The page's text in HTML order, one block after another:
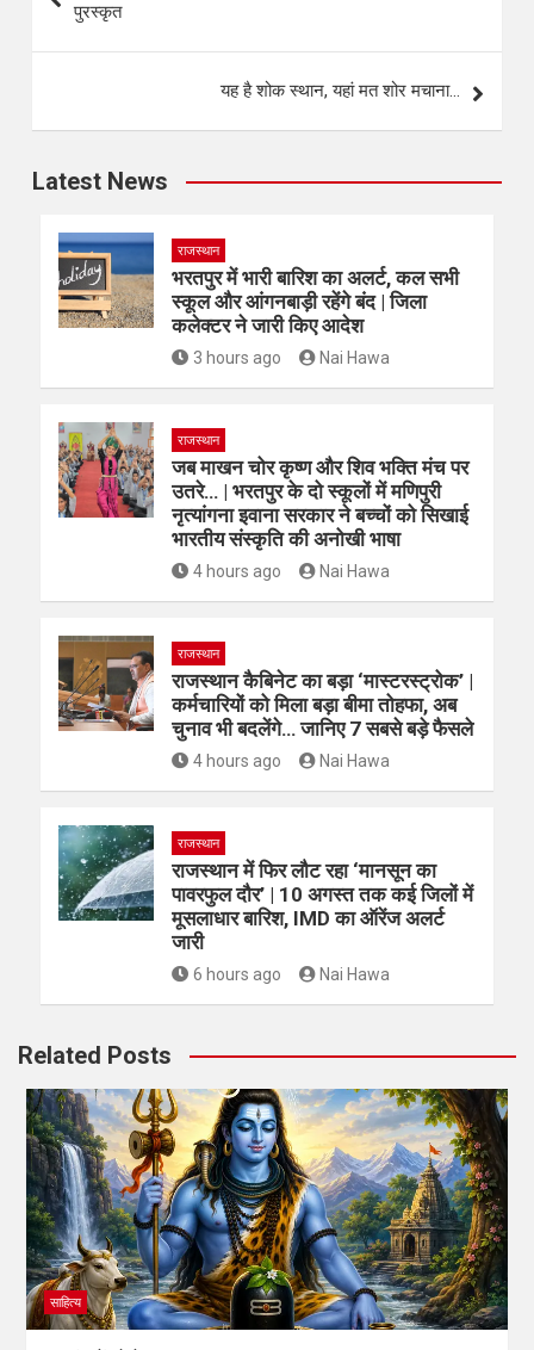
पुरस्कृत
यह है शोक स्थान, यहां मत शोर मचाना…
Latest News
राजस्थान
भरतपुर में भारी बारिश का अलर्ट, कल सभी
स्कूल और आंगनबाड़ी रहेंगे बंद | जिला
कलेक्टर ने जारी किए आदेश
3 hours ago Nai Hawa
राजस्थान
जब माखन चोर कृष्ण और शिव भक्ति मंच पर
उतरे… | भरतपुर के दो स्कूलों में मणिपुरी
नृत्यांगना इवाना सरकार ने बच्चों को सिखाई
भारतीय संस्कृति की अनोखी भाषा
4 hours ago Nai Hawa
राजस्थान
राजस्थान कैबिनेट का बड़ा ‘मास्टरस्ट्रोक’ |
कर्मचारियों को मिला बड़ा बीमा तोहफा, अब
चुनाव भी बदलेंगे… जानिए 7 सबसे बड़े फैसले
4 hours ago Nai Hawa
राजस्थान
राजस्थान में फिर लौट रहा ‘मानसून का
पावरफुल दौर’ | 10 अगस्त तक कई जिलों में
मूसलाधार बारिश, IMD का ऑरेंज अलर्ट
जारी
6 hours ago Nai Hawa
Related Posts
साहित्य